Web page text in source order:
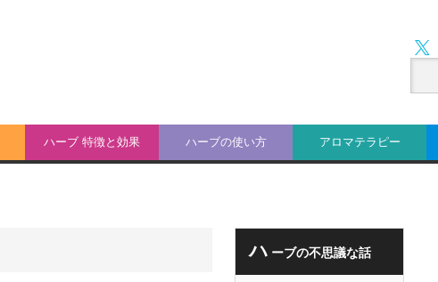
ハーブ 特徴と効果 ハーブの使い方 アロマテラピー
ハ ーブの不思議な話